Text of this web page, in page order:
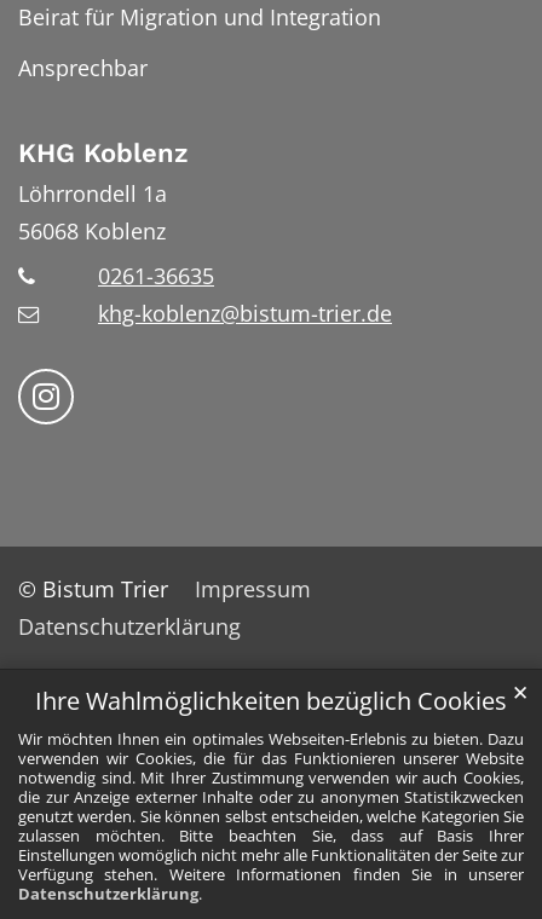
Ihre Wahlmöglichkeiten bezüglich Cookies
Wir möchten Ihnen ein optimales Webseiten-Erlebnis zu bieten. Dazu
verwenden wir Cookies, die für das Funktionieren unserer Website
notwendig sind. Mit Ihrer Zustimmung verwenden wir auch Cookies,
die zur Anzeige externer Inhalte oder zu anonymen Statistikzwecken
genutzt werden. Sie können selbst entscheiden, welche Kategorien Sie
zulassen möchten. Bitte beachten Sie, dass auf Basis Ihrer
Einstellungen womöglich nicht mehr alle Funktionalitäten der Seite zur
Verfügung stehen. Weitere Informationen finden Sie in unserer
Datenschutzerklärung.
✕
Beirat für Migration und Integration
Ansprechbar
KHG Koblenz
Löhrrondell 1a
56068 Koblenz
0261-36635
khg-koblenz@bistum-trier.de
Bistum Trier auf Instragram
© Bistum Trier
Impressum
Datenschutzerklärung